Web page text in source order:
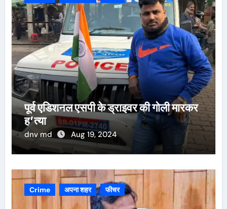
पूर्व एडिशनल एसपी के ड्राइवर की गोली मारकर
ह’त्या
dnv md Aug 19, 2024
Crime अपना शहर फीचर